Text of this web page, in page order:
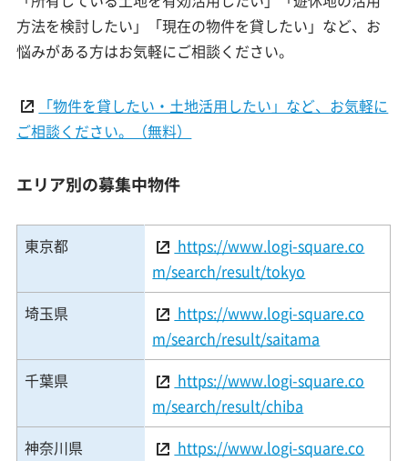
方法を検討したい」「現在の物件を貸したい」など、お
悩みがある方はお気軽にご相談ください。
「物件を貸したい・土地活用したい」など、お気軽に
ご相談ください。（無料）
エリア別の募集中物件
東京都
https://www.logi-square.co
m/search/result/tokyo
埼玉県
https://www.logi-square.co
m/search/result/saitama
千葉県
https://www.logi-square.co
m/search/result/chiba
神奈川県
https://www.logi-square.co